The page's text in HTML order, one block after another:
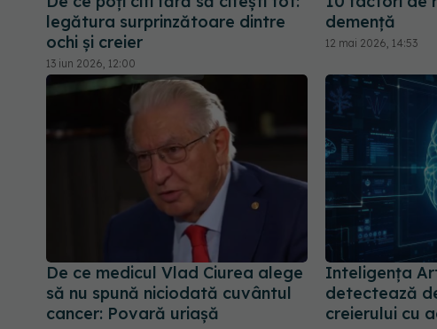
legătura surprinzătoare dintre
ochi și creier
13 iun 2026, 12:00
demență
12 mai 2026, 14:53
De ce medicul Vlad Ciurea alege
să nu spună niciodată cuvântul
cancer: Povară uriașă
Inteligența
detectează
creierului cu